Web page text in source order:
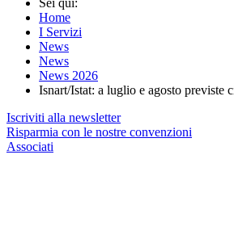
Home
I Servizi
News
News
News 2026
Isnart/Istat: a luglio e agosto previste
Iscriviti alla newsletter
Risparmia con le nostre convenzioni
Associati